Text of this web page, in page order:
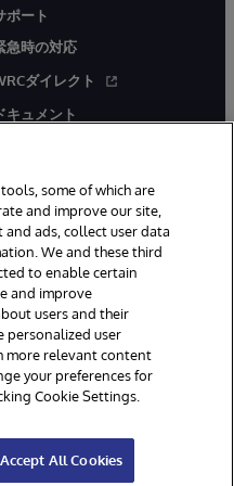
ポート
急時の対応
ダイレクト
キュメント
Boston, MA. All Rights
ーステートメント
some of which are
and improve our site,
ads, collect user data
We and these third
to enable certain
and improve
users and their
personalized user
more relevant content
your preferences for
Cookie Settings.
Accept All Cookies